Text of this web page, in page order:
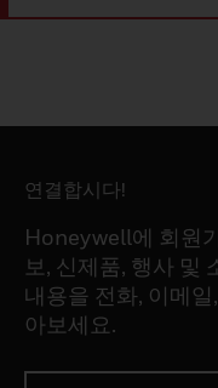
연결합시다!
Honeywell에 회원
보, 신제품, 행사 및
내용을 전화, 이메
아보세요.